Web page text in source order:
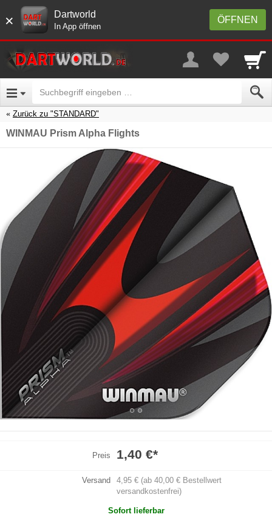
× ÖFFNEN
Dartworld
In App öffnen
Zurück zu "STANDARD"
WINMAU Prism Alpha Flights
Preis 1,40 €*
Versand
4,95 € (ab 40,00 € Bestellwert
versandkostenfrei)
Sofort lieferbar